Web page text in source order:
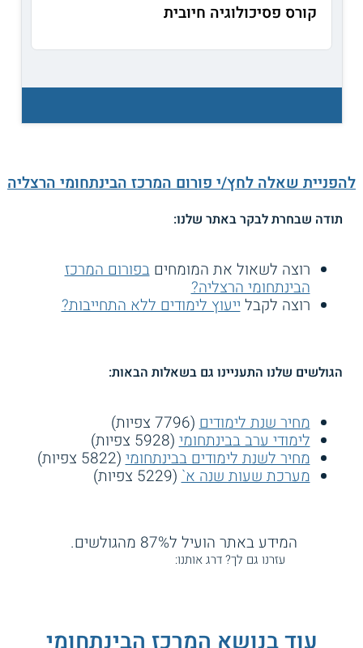
קורס פסיכולוגיה חיובית
להפניית שאלה לחץ/י פורום המרכז הבינתחומי הרצליה
תודה שבחרת לבקר באתר שלנו:
רוצה לשאול את המומחיםבפורום המרכז
הבינתחומי הרצליה?
רוצה לקבלייעוץ לימודים ללא התחייבות?
הגולשים שלנו התעניינו גם בשאלות הבאות:
מחיר שנת לימודים(7796 צפיות)
לימודי ערב בבינתחומי(5928 צפיות)
מחיר לשנת לימודים בבינתחומי(5822 צפיות)
מערכת שעות שנה א`(5229 צפיות)
המידע באתר הועיל ל87% מהגולשים.
עזרנו גם לך? דרג אותנו: